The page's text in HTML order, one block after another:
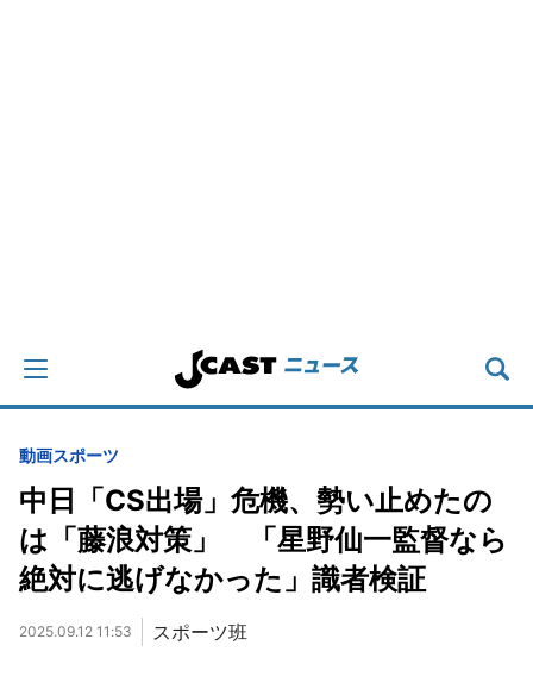
動画スポーツ
中日「CS出場」危機、勢い止めたの
は「藤浪対策」 「星野仙一監督なら
絶対に逃げなかった」識者検証
2025.09.12 11:53 スポーツ班